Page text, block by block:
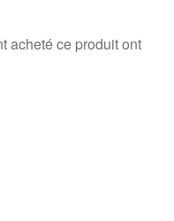
acheté ce produit ont